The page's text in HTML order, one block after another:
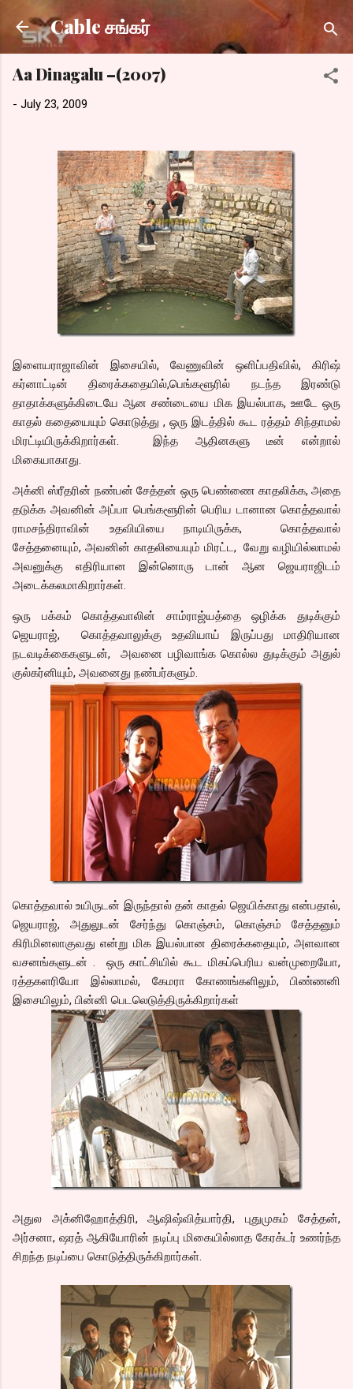
Skip to main content
Cable சங்கர்
Aa Dinagalu –(2007)
- July 23, 2009
இளையராஜாவின் இசையில், வேணுவின் ஒளிப்பதிவில், கிரிஷ்
கர்னாட்டின் திரைக்கதையில்,பெங்களூரில் நடந்த இரண்டு
தாதாக்களுக்கிடையே ஆன சண்டையை மிக இயல்பாக, ஊடே ஒரு
காதல் கதையையும் கொடுத்து , ஒரு இடத்தில் கூட ரத்தம் சிந்தாமல்
மிரட்டியிருக்கிறார்கள். இந்த ஆதினகளு டீன் என்றால்
மிகையாகாது.
அக்னி ஸ்ரீதரின் நண்பன் சேத்தன் ஒரு பெண்ணை காதலிக்க, அதை
தடுக்க அவனின் அப்பா பெங்களூரின் பெரிய டானான கொத்தவால்
ராமசந்திராவின் உதவியியை நாடியிருக்க, கொத்தவால்
சேத்தனையும், அவனின் காதலியையும் மிரட்ட, வேறு வழியில்லாமல்
அவனுக்கு எதிரியான இன்னொரு டான் ஆன ஜெயராஜிடம்
அடைக்கலமாகிறார்கள்.
ஒரு பக்கம் கொத்தவாலின் சாம்ராஜ்யத்தை ஒழிக்க துடிக்கும்
ஜெயராஜ், கொத்தவாலுக்கு உதவியாய் இருப்பது மாதிரியான
நடவடிக்கைகளுடன், அவனை பழிவாங்க கொல்ல துடிக்கும் அதுல்
குல்கர்னியும், அவனைது நண்பர்களும்.
கொத்தவால் உயிருடன் இருந்தால் தன் காதல் ஜெயிக்காது என்பதால்,
ஜெயராஜ், அதுலுடன் சேர்ந்து கொஞ்சம், கொஞ்சம் சேத்தனும்
கிரிமினலாகுவது என்று மிக இயல்பான திரைக்கதையும், அளவான
வசனங்களுடன் . ஒரு காட்சியில் கூட மிகப்பெரிய வன்முறையோ,
ரத்தகளரியோ இல்லாமல், கேமரா கோணங்களிலும், பிண்ணனி
இசையிலும், பின்னி பெடலெடுத்திருக்கிறார்கள்
அதுல அக்னிஹோத்திரி, ஆஷிஷ்வித்யார்தி, புதுமுகம் சேத்தன்,
அர்சனா, ஷரத் ஆகியோரின் நடிப்பு மிகையில்லாத கேரக்டர் உணர்ந்த
சிறந்த நடிப்பை கொடுத்திருக்கிறார்கள்.